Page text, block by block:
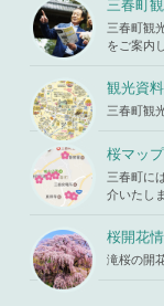
parts/picu
p.phpon li
ne19
iharukoma.
com/public
_html/wp-c
ontent/the
mes/mihar
u/template-
parts/picu
p.phpon li
ne 19
三春町
三春町観
をご案内
観光資
三春町観
桜マップ
三春町に
介いたし
桜開花
滝桜の開